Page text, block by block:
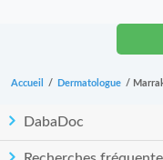
imperfections
dues aux maladies de la
Le dermatologue est un
plus de ses années
Accueil / Dermatologue /
DabaDoc